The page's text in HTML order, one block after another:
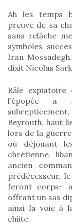
Ah les temps
preuve de sa
sans relâche
symboles
Iran
dixit Nicolas
Râle expiatoire
l’épopée a
Beyrouth, haut
lors de la
où déjouant
chrétienne
ancien
prédécesseur,
feront corps-
offrant un sas
ainsi la voie à
chiite.